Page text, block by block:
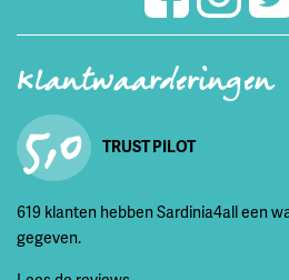
Klantwaarderingen
5,0 TRUST PILOT
619 klanten hebben Sardinia4all een
gegeven.